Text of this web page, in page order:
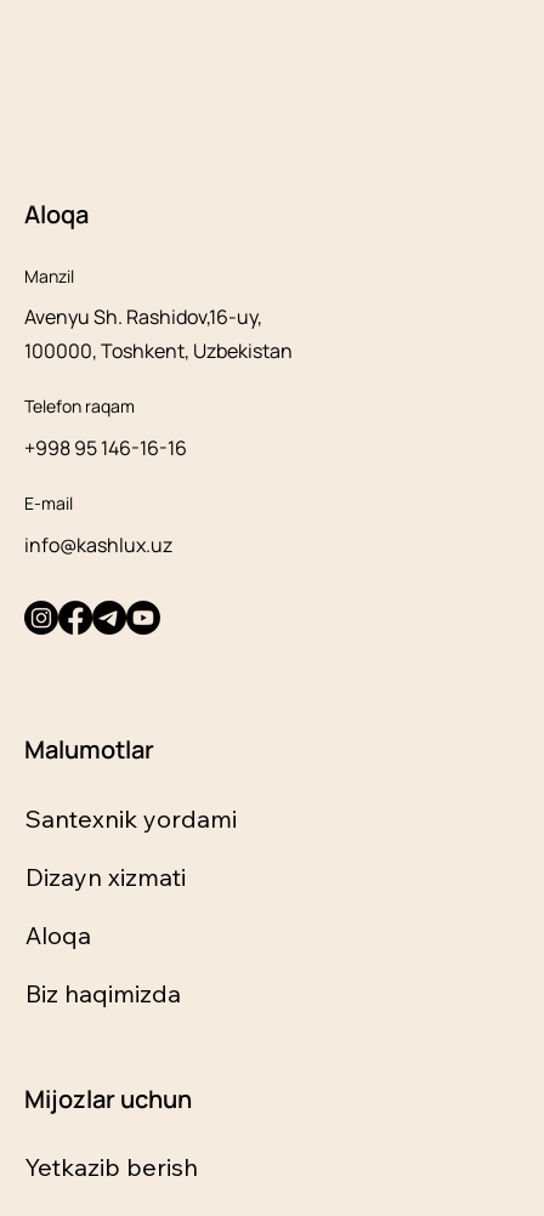
Aloqa
Manzil
Avenyu Sh. Rashidov,16-uy,
100000, Toshkent, Uzbekistan
Telefon raqam
+998 95 146-16-16
E-mail
info@kashlux.uz
Malumotlar
Santexnik yordami
Dizayn xizmati
Aloqa
Biz haqimizda
Mijozlar uchun
Yetkazib berish